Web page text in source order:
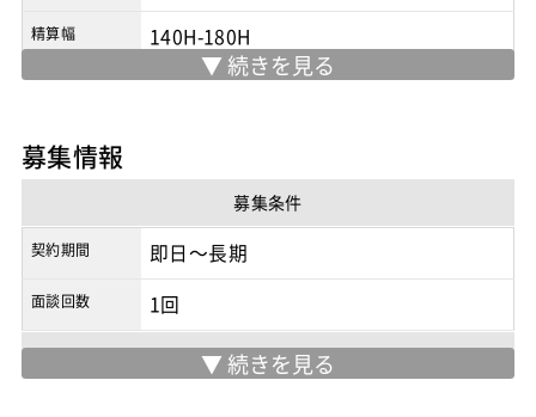
精算幅 140H-180H
勤務地 神谷町/赤羽橋駅/神谷町/赤羽橋駅
契約形態
募集情報
募集条件
契約期間 即日～長期
面談回数 1回
マッチング設定